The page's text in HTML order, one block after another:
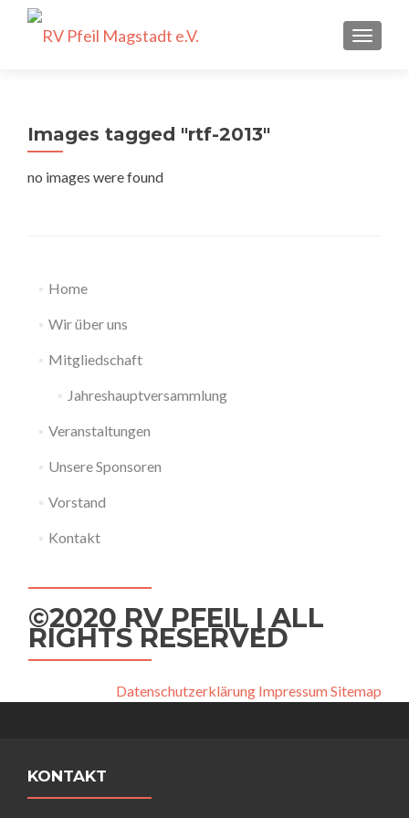
Images tagged "rtf-2013"
no images were found
Home
Wir über uns
Mitgliedschaft
Jahreshauptversammlung
Veranstaltungen
Unsere Sponsoren
Vorstand
Kontakt
©2020 RV PFEIL | ALL
RIGHTS RESERVED
Datenschutzerklärung ImpressumSitemap
KONTAKT